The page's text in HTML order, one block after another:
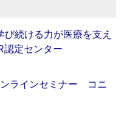
続ける力が医療を支え
定センター
ラインセミナー コニ